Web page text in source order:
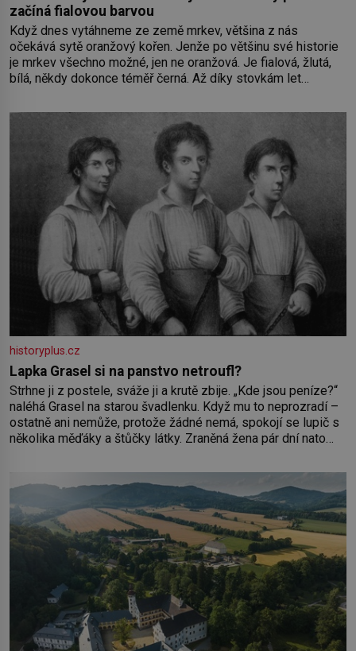
začíná fialovou barvou
Když dnes vytáhneme ze země mrkev, většina z nás
očekává sytě oranžový kořen. Jenže po většinu své historie
je mrkev všechno možné, jen ne oranžová. Je fialová, žlutá,
bílá, někdy dokonce téměř černá. Až díky stovkám let
českou zahradu ani nedokážeme představit. Její příběh je
historyplus.cz
Lapka Grasel si na panstvo netroufl?
Strhne ji z postele, sváže ji a krutě zbije. „Kde jsou peníze?“
naléhá Grasel na starou švadlenku. Když mu to neprozradí –
ostatně ani nemůže, protože žádné nemá, spokojí se lupič s
několika měďáky a štůčky látky. Zraněná žena pár dní nato
dlouho po jeho smrti